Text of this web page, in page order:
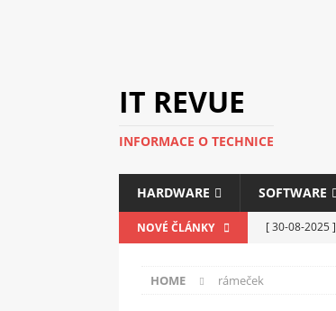
IT REVUE
INFORMACE O TECHNICE
HARDWARE SOFTWARE
NOVÉ ČLÁNKY [ 30-08-2025 ]
HOME rámeček